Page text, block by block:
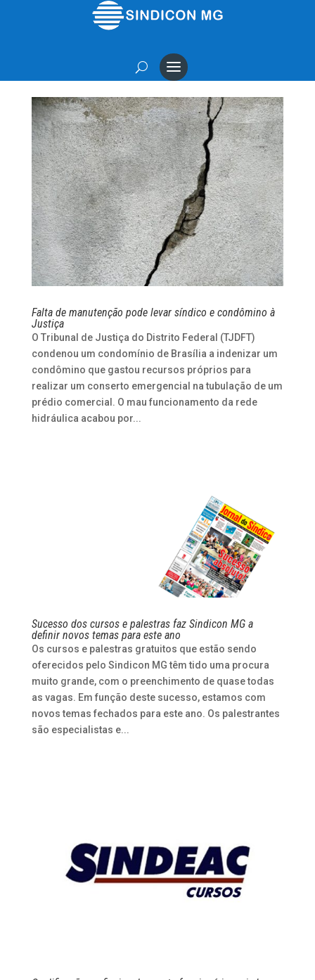
Falta de manutenção pode levar síndico e condômino à
Justiça
O Tribunal de Justiça do Distrito Federal (TJDFT)
condenou um condomínio de Brasília a indenizar um
condômino que gastou recursos próprios para
realizar um conserto emergencial na tubulação de um
prédio comercial. O mau funcionamento da rede
hidráulica acabou por...
Sucesso dos cursos e palestras faz Sindicon MG a
definir novos temas para este ano
Os cursos e palestras gratuitos que estão sendo
oferecidos pelo Sindicon MG têm tido uma procura
muito grande, com o preenchimento de quase todas
as vagas. Em função deste sucesso, estamos com
novos temas fechados para este ano. Os palestrantes
são especialistas e...